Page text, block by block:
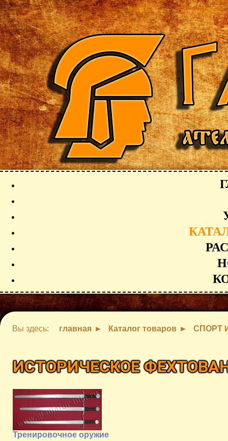
Вы здесь: главная Каталог товаров СПОРТ
ИСТОРИЧЕСКОЕ
Тренировочное оружие